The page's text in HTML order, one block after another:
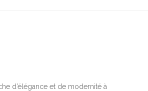
d’élégance et de modernité à